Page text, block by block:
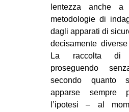
MUSICA
AFRICA
lentezza anche a
metodologie di
dagli apparati di
decisamente
La raccolta di
proseguendo
secondo quanto
apparse sempre
l’ipotesi – al